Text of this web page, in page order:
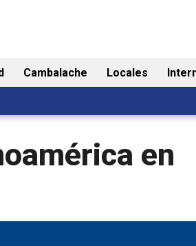
Cambalache Locales
en